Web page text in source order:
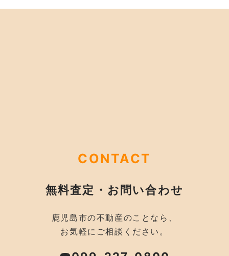
CONTACT
無料査定・お問い合わせ
鹿児島市の不動産のことなら、
お気軽にご相談ください。